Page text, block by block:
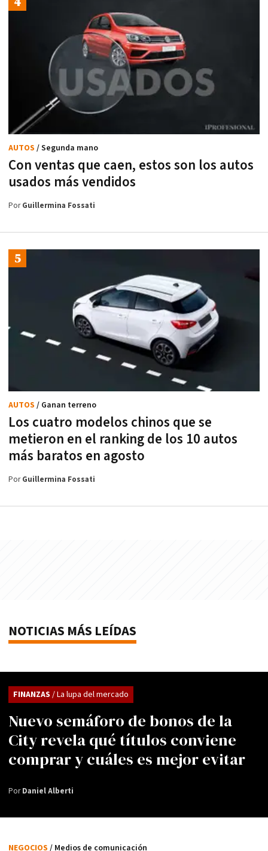
Con ventas que caen, estos son los autos
usados más vendidos
AUTOS / Segunda mano
PorGuillermina Fossati
Los cuatro modelos chinos que se
metieron en el ranking de los 10 autos
más baratos en agosto
AUTOS / Ganan terreno
PorGuillermina Fossati
NOTICIAS MÁS LEÍDAS
Nuevo semáforo de bonos de la
City revela qué títulos conviene
comprar y cuáles es mejor evitar
FINANZAS / La lupa del mercado
PorDaniel Alberti
NEGOCIOS / Medios de comunicación